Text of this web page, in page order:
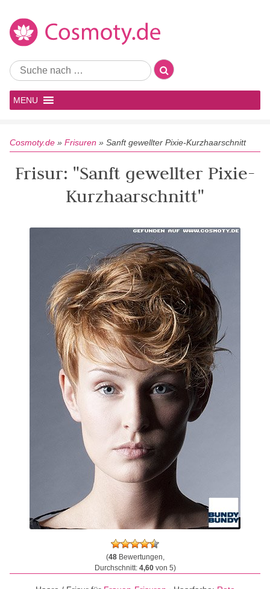
MENU
Cosmoty.de » Frisuren » Sanft gewellter Pixie-Kurzhaarschnitt
Frisur: "Sanft gewellter Pixie-
Kurzhaarschnitt"
(48Bewertungen,
Durchschnitt: 4,60von 5)